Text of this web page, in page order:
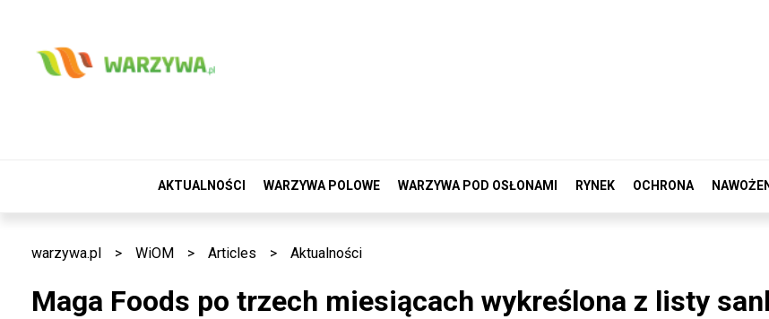
AKTUALNOŚCI WARZYWA POLOWE WARZYWA POD OSŁONAMI RYNEK OCHRONA
warzywa.pl > WiOM > Articles > Aktualności
Maga Foods po trzech miesiącach wykreślona z listy